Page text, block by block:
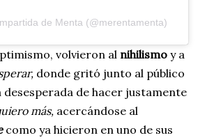
de Menta (@merentamenta)
volvieron al nihilismoy a
donde gritó junto al público
desesperada de hacer justamente
más, acercándose al
como ya hicieron en uno de sus